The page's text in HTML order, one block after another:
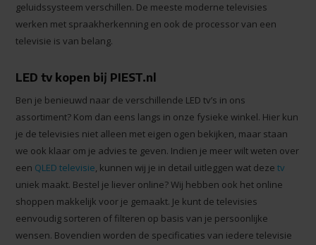
geluidssysteem verschillen. De meeste moderne televisies
werken met spraakherkenning en ook de processor van een
televisie is van belang.
LED tv kopen bij PIEST.nl
Ben je benieuwd naar de verschillende LED tv’s in ons
assortiment? Kom dan eens langs in onze fysieke winkel. Hier kun
je de televisies niet alleen met eigen ogen bekijken, maar staan
we ook klaar om je advies te geven. Indien je meer wilt weten over
een QLED televisie, kunnen wij je in detail uitleggen wat dezetv
uniek maakt. Bestel je liever online? Wij hebben ook het online
shoppen makkelijk voor je gemaakt. Je kunt de televisies
eenvoudig sorteren of filteren op basis van je persoonlijke
wensen. Bovendien worden de specificaties van iedere televisie